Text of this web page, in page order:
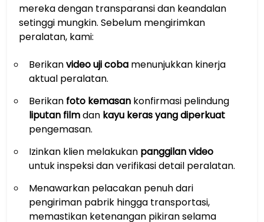
mereka dengan transparansi dan keandalan
setinggi mungkin. Sebelum mengirimkan
peralatan, kami:
Berikanvideo uji coba menunjukkan kinerja
aktual peralatan.
Berikan foto kemasan konfirmasi pelindung
liputan filmdan kayu keras yang diperkuat
pengemasan.
Izinkan klien melakukan panggilan video
untuk inspeksi dan verifikasi detail peralatan.
Menawarkan pelacakan penuh dari
pengiriman pabrik hingga transportasi,
memastikan ketenangan pikiran selama